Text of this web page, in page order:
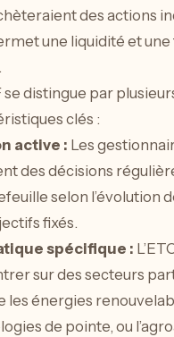
des actions
une liquidité et
se distingue par
clés :
active : Les
des décisions
selon l’évolution
fixés.
spécifique :
sur des secteurs
les énergies
de pointe, ou